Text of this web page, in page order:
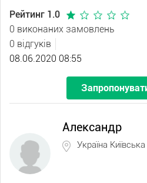
Рейтинг 1.0
0 виконаних замовлень
0 відгуків
08.06.2020 08:55
Александр
Україна